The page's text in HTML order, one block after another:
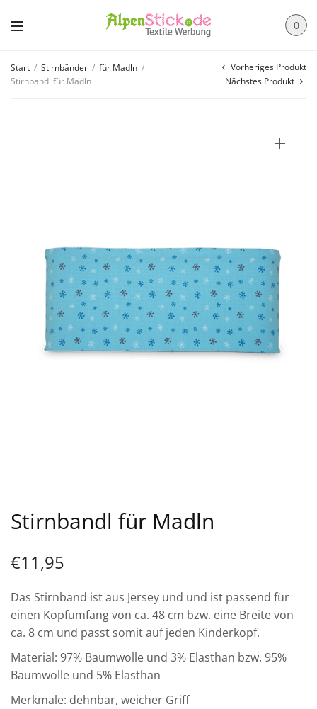
0
Start / Stirnbänder / für Madln /
Stirnbandl für Madln
Vorheriges Produkt
Nächstes Produkt
Stirnbandl für Madln
€11,95
Das Stirnband ist aus Jersey und und ist passend für
einen Kopfumfang von ca. 48 cm bzw. eine Breite von
ca. 8 cm und passt somit auf jeden Kinderkopf.
Material: 97% Baumwolle und 3% Elasthan bzw. 95%
Baumwolle und 5% Elasthan
Merkmale: dehnbar, weicher Griff